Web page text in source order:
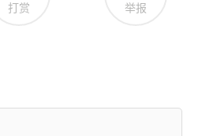
打赏 举报